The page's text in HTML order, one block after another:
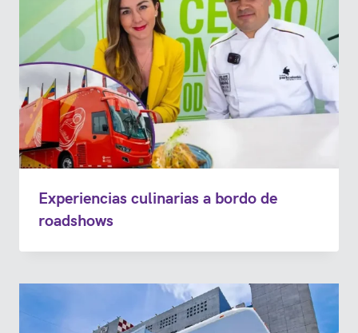
Experiencias culinarias a bordo de
roadshows